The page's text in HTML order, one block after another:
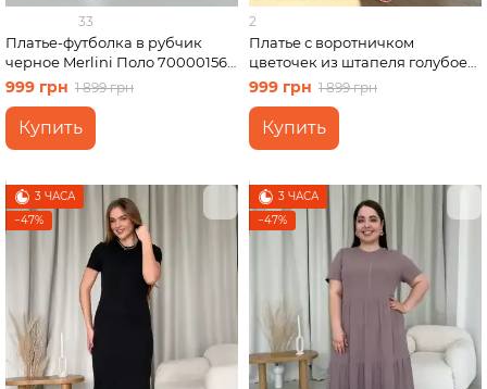
33
Платье-футболка в рубчик
черное Merlini Поло 700001561
размер L-XL
999 грн 1 899 грн
Купить
2
Платье с воротничком
цветочек из штапеля голубое
Merlini Тарпи 700002222
размер 2XL-3XL
999 грн 1 899 грн
Купить
3 ЧАСА
−47%
3 ЧАСА
−47%